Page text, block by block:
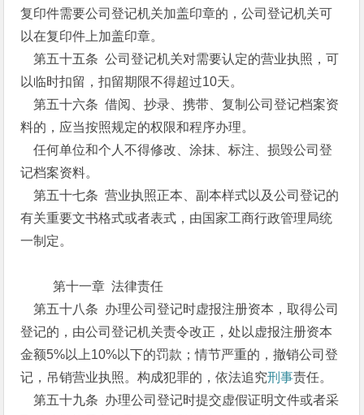
复印件需要公司登记机关加盖印章的，公司登记机关可
以在复印件上加盖印章。
第五十五条 公司登记机关对需要认定的营业执照，可
以临时扣留，扣留期限不得超过10天。
第五十六条 借阅、抄录、携带、复制公司登记档案资
料的，应当按照规定的权限和程序办理。
任何单位和个人不得修改、涂抹、标注、损毁公司登
记档案资料。
第五十七条 营业执照正本、副本样式以及公司登记的
有关重要文书格式或者表式，由国家工商行政管理局统
一制定。
第十一章 法律责任
第五十八条 办理公司登记时虚报注册资本，取得公司
登记的，由公司登记机关责令改正，处以虚报注册资本
金额5%以上10%以下的罚款；情节严重的，撤销公司登
记，吊销营业执照。构成犯罪的，依法追究刑事责任。
第五十九条 办理公司登记时提交虚假证明文件或者采